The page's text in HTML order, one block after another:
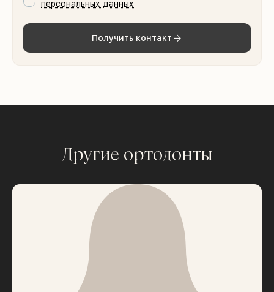
персональных данных
Получить контакт
Другие ортодонты